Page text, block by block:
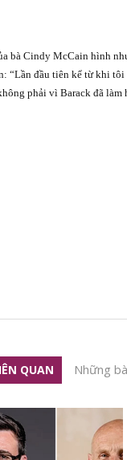
bà Cindy McCain hình
“Lần đầu tiên kể từ khi
phải vì Barack đã làm
QUAN Những